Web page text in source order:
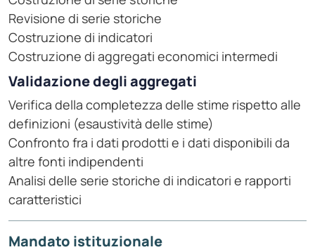
Revisione di serie storiche
Costruzione di indicatori
Costruzione di aggregati economici intermedi
Validazione degli aggregati
Verifica della completezza delle stime rispetto alle
definizioni (esaustività delle stime)
Confronto fra i dati prodotti e i dati disponibili da
altre fonti indipendenti
Analisi delle serie storiche di indicatori e rapporti
caratteristici
Mandato istituzionale